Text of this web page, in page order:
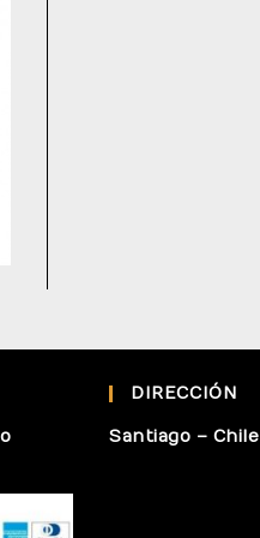
DIRECCIÓN
Santiago – Chile